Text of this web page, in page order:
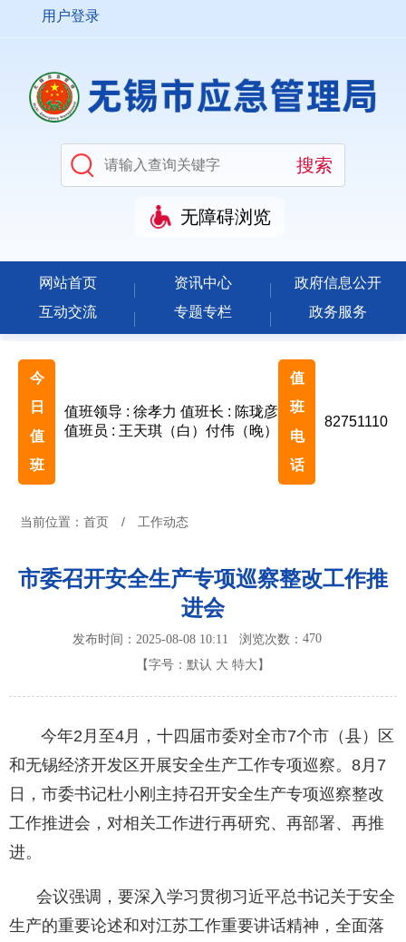
用户登录
无障碍浏览
网站首页 资讯中心
政府信息公开
互动交流
专题专栏 政务服务
今
日
值
班
值班领导 : 徐孝力 值班长 : 陈珑彦
值班员 : 王天琪（白）付伟（晚）
值
班
电
话
82751110
当前位置： 首页 / 工作动态
市委召开安全生产专项巡察整改工作推
进会
发布时间：2025-08-08 10:11 浏览次数： 470
【字号： 默认 大 特大 】
今年2月至4月，十四届市委对全市7个市（县）区
和无锡经济开发区开展安全生产工作专项巡察。8月7
日，市委书记杜小刚主持召开安全生产专项巡察整改
工作推进会，对相关工作进行再研究、再部署、再推
进。
会议强调，要深入学习贯彻习近平总书记关于安全
生产的重要论述和对江苏工作重要讲话精神，全面落